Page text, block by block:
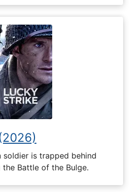
soldier is trapped behind
the Battle of the Bulge.